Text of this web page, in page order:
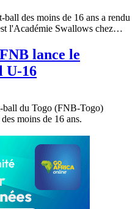
des moins de 16 ans a rendu
l'Académie Swallows chez…
lance le
U-16
ball du Togo (FNB-Togo)
moins de 16 ans.